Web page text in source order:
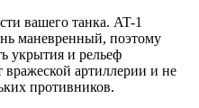
вашего танка. AT-1
маневренный, поэтому
укрытия и рельеф
вражеской артиллерии и не
противников.